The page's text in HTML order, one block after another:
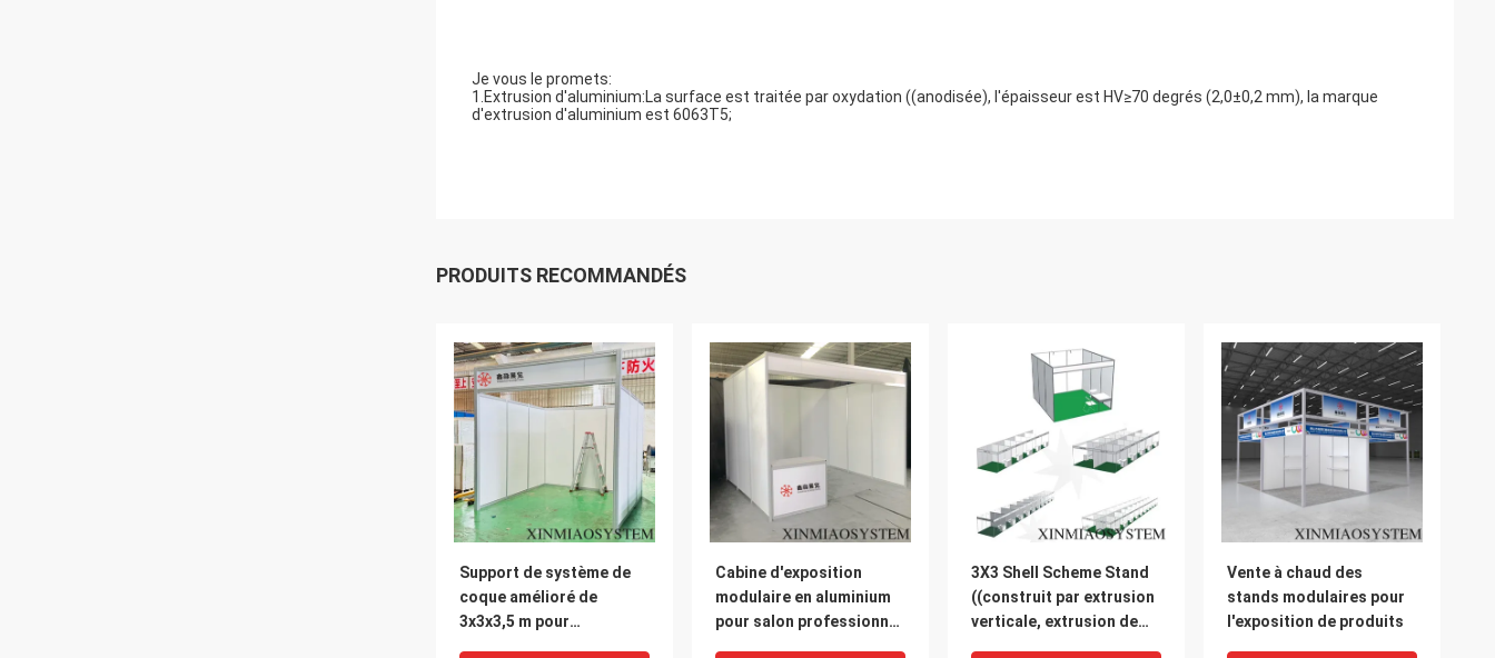
Je vous le promets:
1.Extrusion d'aluminium:La surface est traitée par oxydation ((anodisée), l'épaisseur est HV≥70 degrés (2,0±0,2 mm), la marque
d'extrusion d'aluminium est 6063T5;
PRODUITS RECOMMANDÉS
Support de système de
coque amélioré de
3x3x3,5 m pour
Cabine d'exposition
modulaire en aluminium
pour salon professionnel
3X3 Shell Scheme Stand
((construit par extrusion
verticale, extrusion de
Vente à chaud des
stands modulaires pour
l'exposition de produits